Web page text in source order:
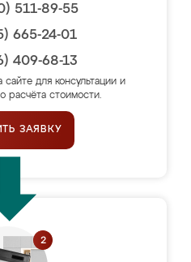
511-89-55
665-24-01
409-68-13
сайте для консультации и
расчёта стоимости.
ЗАЯВКУ